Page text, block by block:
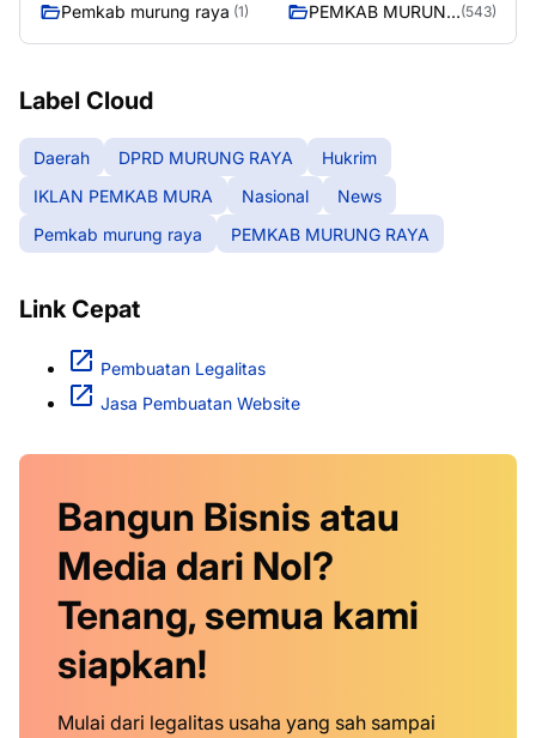
Pemkab murung raya (1)
PEMKAB MURUNG (543)
Label Cloud
Daerah DPRD MURUNG RAYA
Hukrim
IKLAN PEMKAB MURA
Nasional
News
Pemkab murung raya
PEMKAB MURUNG RAYA
Link Cepat
Pembuatan Legalitas
Jasa Pembuatan Website
Bangun Bisnis atau
Media dari Nol?
Tenang, semua kami
siapkan!
Mulai dari legalitas usaha yang sah sampai